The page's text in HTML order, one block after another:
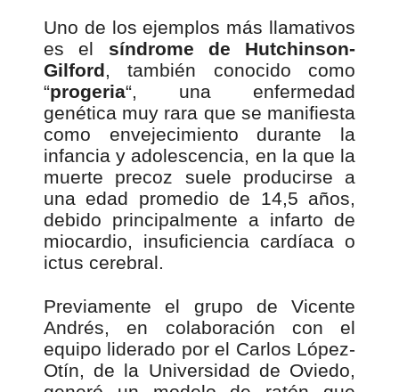
Uno de los ejemplos más llamativos
es el síndrome de Hutchinson-
Gilford, también conocido como
“progeria“, una enfermedad
genética muy rara que se manifiesta
como envejecimiento durante la
infancia y adolescencia, en la que la
muerte precoz suele producirse a
una edad promedio de 14,5 años,
debido principalmente a infarto de
miocardio, insuficiencia cardíaca o
ictus cerebral.
Previamente el grupo de Vicente
Andrés, en colaboración con el
equipo liderado por el Carlos López-
Otín, de la Universidad de Oviedo,